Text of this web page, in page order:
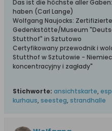
Das ist die höchste aller
haben (Carl Lange)
Wolfgang Naujocks:
Gedenkstätte/Museum
Stutthof" in Sztutowo
Certyfikowany przewodnik i
Stutthof w Sztutowie -
koncentracyjny i zagłady"
Stichworte: ansichtskarte,
kurhaus, seesteg, strandhalle